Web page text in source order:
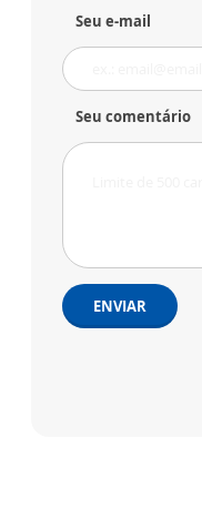
Seu e-mail
Seu comentário
ENVIAR